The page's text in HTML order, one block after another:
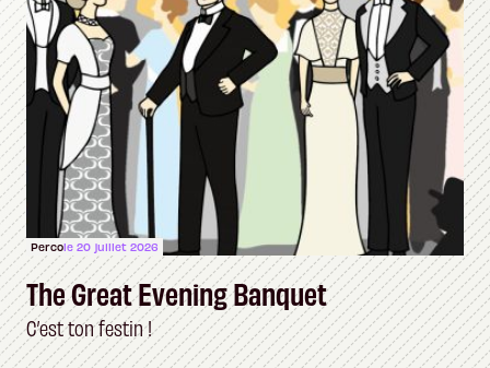
Percole 20 juillet 2026
The Great Evening Banquet
C’est ton festin !